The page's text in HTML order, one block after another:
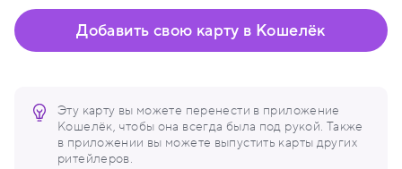
Эту карту вы можете перенести в приложение
Кошелёк, чтобы она всегда была под рукой. Также
в приложении вы можете выпустить карты других
ритейлеров.
Добавить свою карту в Кошелёк